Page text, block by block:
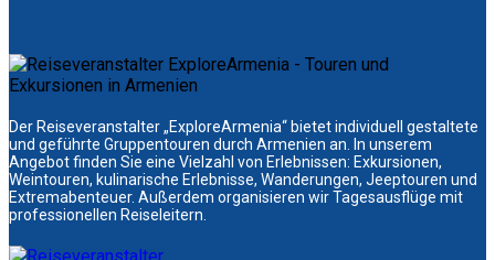
Der Reiseveranstalter „ExploreArmenia“ bietet individuell gestaltete
und geführte Gruppentouren durch Armenien an. In unserem
Angebot finden Sie eine Vielzahl von Erlebnissen: Exkursionen,
Weintouren, kulinarische Erlebnisse, Wanderungen, Jeeptouren und
Extremabenteuer. Außerdem organisieren wir Tagesausflüge mit
professionellen Reiseleitern.